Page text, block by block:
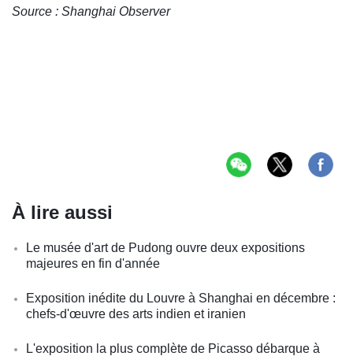
Source : Shanghai Observer
À lire aussi
Le musée d'art de Pudong ouvre deux expositions
majeures en fin d'année
Exposition inédite du Louvre à Shanghai en décembre :
chefs-d'œuvre des arts indien et iranien
L'exposition la plus complète de Picasso débarque à